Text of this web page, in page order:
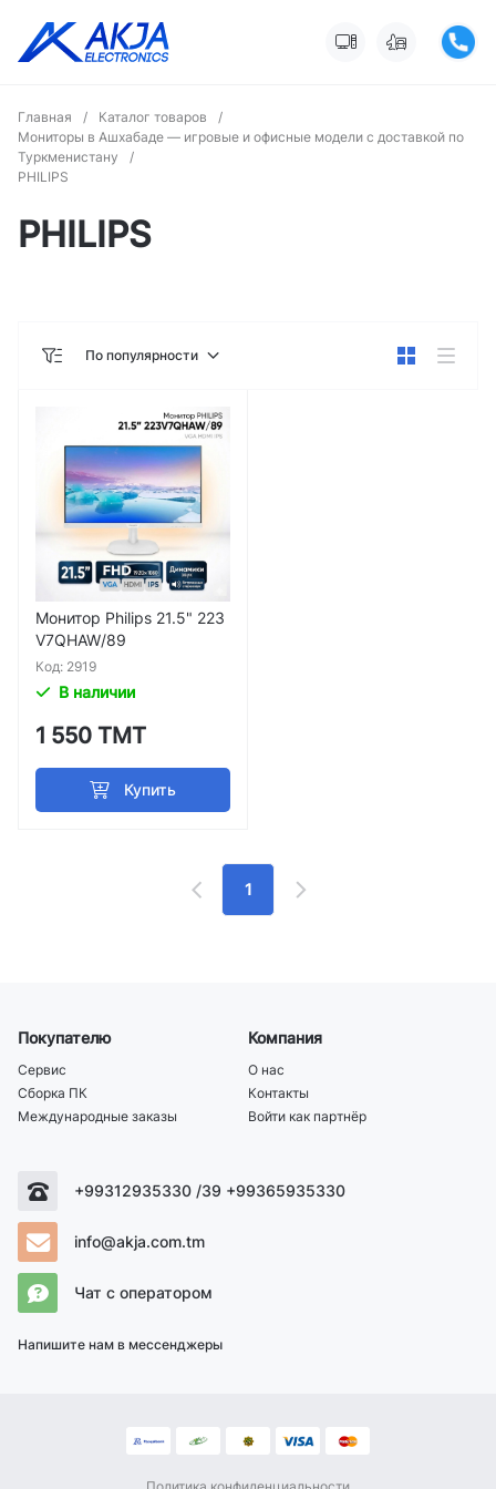
Главная / Каталог товаров
/
Мониторы в Ашхабаде — игровые и офисные модели с доставкой по
Туркменистану
/
PHILIPS
PHILIPS
По популярности
Монитор Philips 21.5" 223
V7QHAW/89
Код: 2919
В наличии
1 550 ТМТ
Купить
1
Покупателю
Сервис
Сборка ПК
Международные заказы
Компания
О нас
Контакты
Войти как партнёр
+99312935330 /39 +99365935330
info@akja.com.tm
Чат с оператором
Напишите нам в мессенджеры